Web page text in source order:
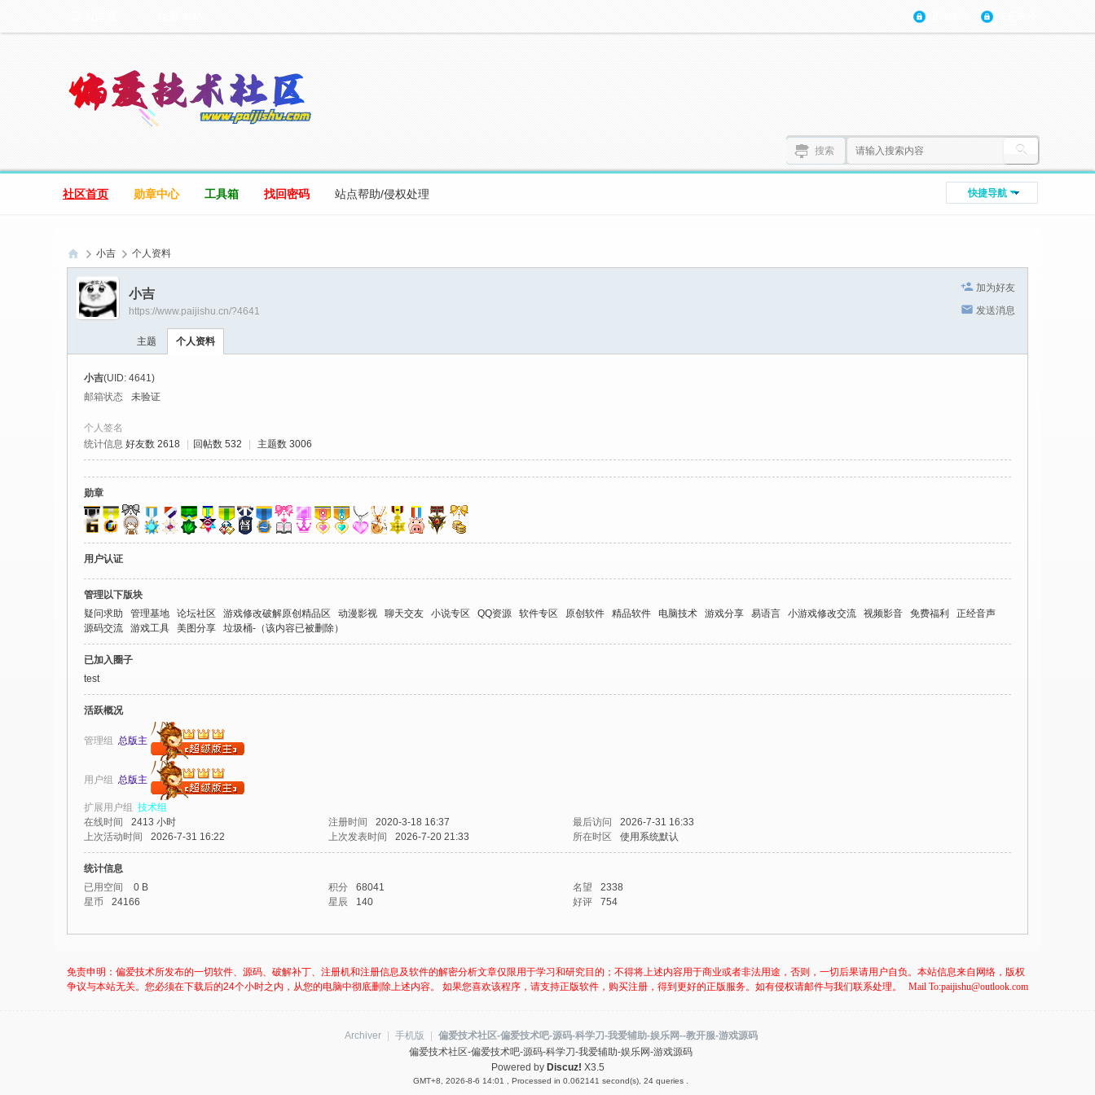
搜索
快捷导航
社区首页 勋章中心 工具箱 找回密码 站点帮助/侵权处理
偏
爱
技
-
戏
小吉 个人资料
加为好友
发送消息
小吉
https://www.paijishu.cn/?4641
主题 个人资料
小吉(UID: 4641)
邮箱状态
未验证
个人签名
统计信息 好友数 2618 回帖数 532 主题数 3006
勋章
用户认证
管理以下版块
疑问求助
管理基地 论坛社区 游戏修改破解原创精品区 动漫影视 聊天交友 小说专区 QQ资源 软件专区 原创软件 精品软件 电脑技术 游戏分享 易语言 小游戏修改交流 视频影音 免费福利
正经音声
源码交流
游戏工具 美图分享 垃圾桶-（该内容已被删除）
已加入圈子
test
活跃概况
管理组 总版主
用户组 总版主
扩展用户组 技术组
在线时间
2413 小时 注册时间 2020-3-18 16:37 最后访问
2026-7-31 16:33
上次活动时间
2026-7-31 16:22 上次发表时间 2026-7-20 21:33 所在时区 使用系统默认
统计信息
已用空间
0 B 积分 68041 名望
2338
星币
24166 星辰 140 好评 754
免责申明：偏爱技术所发布的一切软件、源码、破解补丁、注册机和注册信息及软件的解密分析文章仅限用于学习和研究目的；不得将上述内容用于商业或者非法用途，否则，一切后果请用户自负。本站信息来自网络，版权
争议与本站无关。您必须在下载后的24个小时之内，从您的电脑中彻底删除上述内容。 如果您喜欢该程序，请支持正版软件，购买注册，得到更好的正版服务。如有侵权请邮件与我们联系处理。
Mail To:paijishu@outlook.com
Archiver 手机版
偏爱技术社区-偏爱技术吧-源码-科学刀-我爱辅助-娱乐网--教开服-游戏源码
偏爱技术社区-偏爱技术吧-源码-科学刀-我爱辅助-娱乐网-游戏源码
Powered by Discuz! X3.5
GMT+8, 2026-8-6 14:01 , Processed in 0.062141 second(s), 24 queries .